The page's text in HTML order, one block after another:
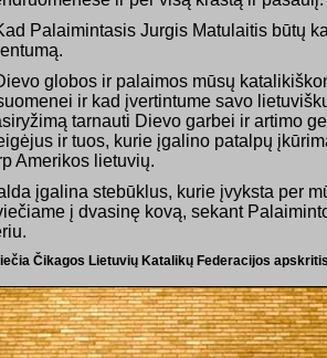
Palaimintasis Jurgis Matulaitis būtų
globos ir palaimos mūsų
ir kad įvertintume savo
tarnauti Dievo garbei ir artimo
ir tuos, kurie įgalino patalpų
Amerikos lietuvių.
įgalina stebūklus, kurie įvyksta per
į dvasinę kovą, sekant
Čikagos Lietuvių Katalikų Federacijos apskritis